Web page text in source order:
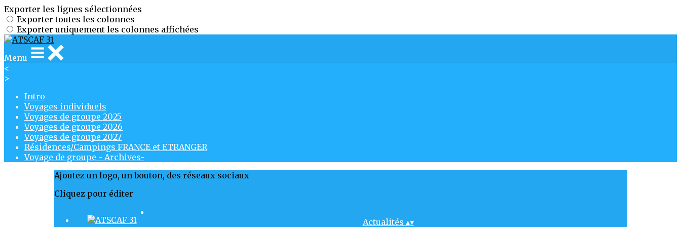
Exporter les lignes sélectionnées
Exporter toutes les colonnes
Exporter uniquement les colonnes affichées
Menu
<
>
Intro
Voyages individuels
Voyages de groupe 2025
Voyages de groupe 2026
Voyages de groupe 2027
Résidences/Campings FRANCE et ETRANGER
Voyage de groupe - Archives-
Ajoutez un logo, un bouton, des réseaux sociaux
Cliquez pour éditer
Actualités ▴▾